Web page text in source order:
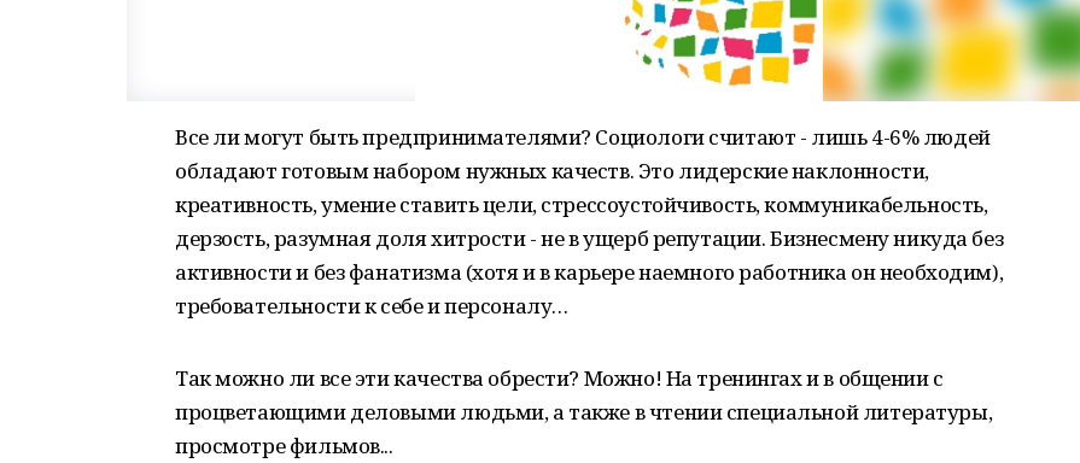
Все ли могут быть предпринимателями? Социологи считают - лишь 4-6% людей
обладают готовым набором нужных качеств. Это лидерские наклонности,
креативность, умение ставить цели, стрессоустойчивость, коммуникабельность,
дерзость, разумная доля хитрости - не в ущерб репутации. Бизнесмену никуда без
активности и без фанатизма (хотя и в карьере наемного работника он необходим),
требовательности к себе и персоналу…
Так можно ли все эти качества обрести? Можно! На тренингах и в общении с
процветающими деловыми людьми, а также в чтении специальной литературы,
просмотре фильмов...